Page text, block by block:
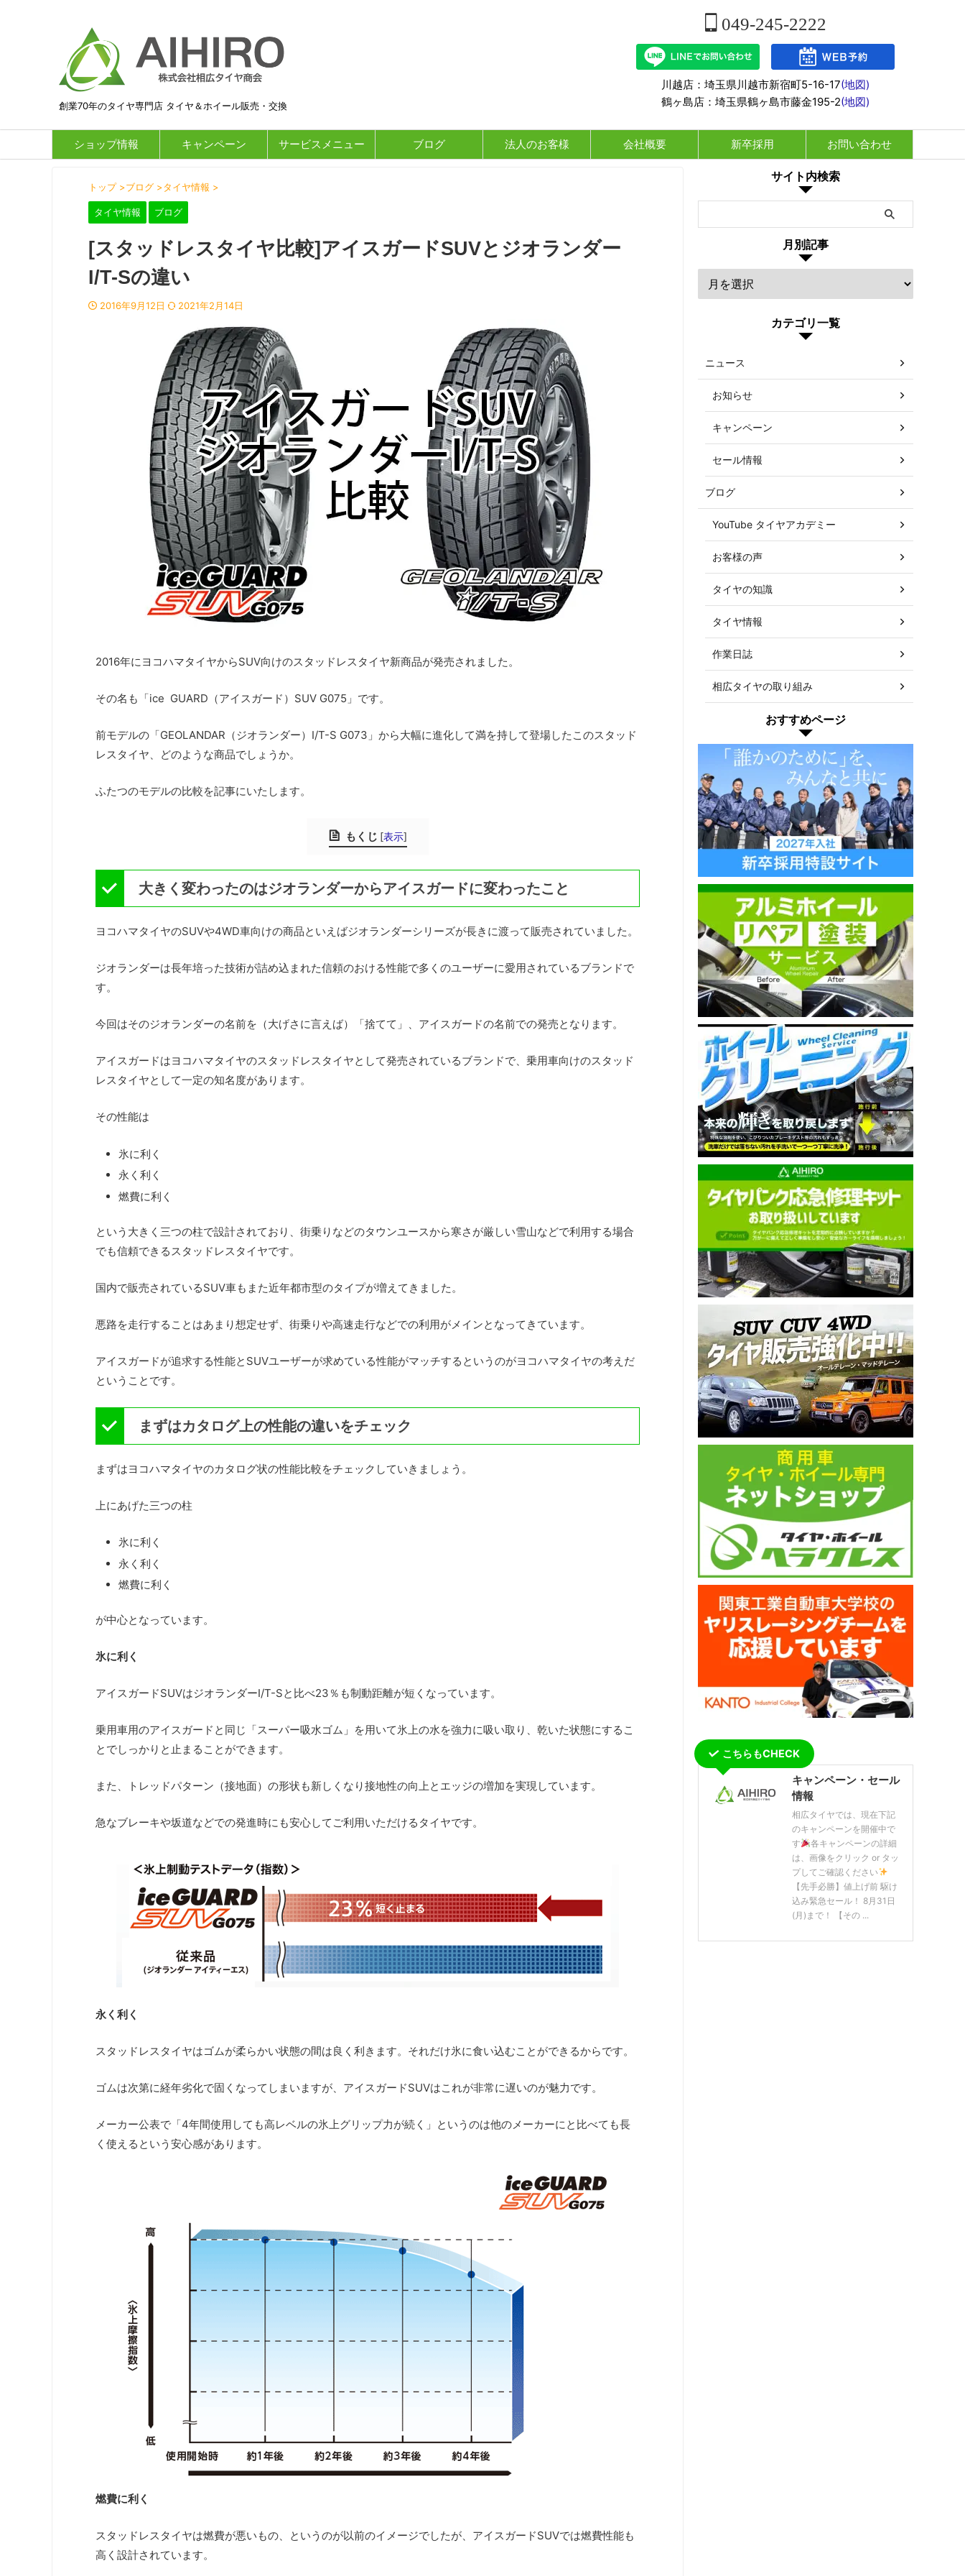
創業70年のタイヤ専門店 タイヤ＆ホイール販売・交換
049-245-2222
川越店：埼玉県川越市新宿町5-16-17(地図)
鶴ヶ島店：埼玉県鶴ヶ島市藤金195-2(地図)
ショップ情報 キャンペーン サービスメニュー ブログ 法人のお客様 会社概要 新卒採用 お問い合わせ
トップ >ブログ >タイヤ情報 >
タイヤ情報 ブログ
[スタッドレスタイヤ比較]アイスガードSUVとジオランダー
I/T-Sの違い
2016年9月12日 2021年2月14日
2016年にヨコハマタイヤからSUV向けのスタッドレスタイヤ新商品が発売されました。
その名も「ice GUARD（アイスガード）SUV G075」です。
前モデルの「GEOLANDAR（ジオランダー）I/T-S G073」から大幅に進化して満を持して登場したこのスタッド
レスタイヤ、どのような商品でしょうか。
ふたつのモデルの比較を記事にいたします。
もくじ [表示]
大きく変わったのはジオランダーからアイスガードに変わったこと
ヨコハマタイヤのSUVや4WD車向けの商品といえばジオランダーシリーズが長きに渡って販売されていました。
ジオランダーは長年培った技術が詰め込まれた信頼のおける性能で多くのユーザーに愛用されているブランドで
す。
今回はそのジオランダーの名前を（大げさに言えば）「捨てて」、アイスガードの名前での発売となります。
アイスガードはヨコハマタイヤのスタッドレスタイヤとして発売されているブランドで、乗用車向けのスタッド
レスタイヤとして一定の知名度があります。
その性能は
氷に利く
永く利く
燃費に利く
という大きく三つの柱で設計されており、街乗りなどのタウンユースから寒さが厳しい雪山などで利用する場合
でも信頼できるスタッドレスタイヤです。
国内で販売されているSUV車もまた近年都市型のタイプが増えてきました。
悪路を走行することはあまり想定せず、街乗りや高速走行などでの利用がメインとなってきています。
アイスガードが追求する性能とSUVユーザーが求めている性能がマッチするというのがヨコハマタイヤの考えだ
ということです。
まずはカタログ上の性能の違いをチェック
まずはヨコハマタイヤのカタログ状の性能比較をチェックしていきましょう。
上にあげた三つの柱
氷に利く
永く利く
燃費に利く
が中心となっています。
氷に利く
アイスガードSUVはジオランダーI/T-Sと比べ23％も制動距離が短くなっています。
乗用車用のアイスガードと同じ「スーパー吸水ゴム」を用いて氷上の水を強力に吸い取り、乾いた状態にするこ
とでしっかりと止まることができます。
また、トレッドパターン（接地面）の形状も新しくなり接地性の向上とエッジの増加を実現しています。
急なブレーキや坂道などでの発進時にも安心してご利用いただけるタイヤです。
永く利く
スタッドレスタイヤはゴムが柔らかい状態の間は良く利きます。それだけ氷に食い込むことができるからです。
ゴムは次第に経年劣化で固くなってしまいますが、アイスガードSUVはこれが非常に遅いのが魅力です。
メーカー公表で「4年間使用しても高レベルの氷上グリップ力が続く」というのは他のメーカーにと比べても長
く使えるという安心感があります。
燃費に利く
スタッドレスタイヤは燃費が悪いもの、というのが以前のイメージでしたが、アイスガードSUVでは燃費性能も
高く設計されています。
サイト内検索
月別記事
カテゴリ一覧
ニュース
お知らせ
キャンペーン
セール情報
ブログ
YouTube タイヤアカデミー
お客様の声
タイヤの知識
タイヤ情報
作業日誌
相広タイヤの取り組み
おすすめページ
こちらもCHECK
キャンペーン・セール
情報
相広タイヤでは、現在下記
のキャンペーンを開催中で
す
各キャンペーンの詳細
は、画像をクリック or タッ
プしてご確認ください
【先手必勝】値上げ前 駆け
込み緊急セール！ 8月31日
(月)まで！ 【その ...